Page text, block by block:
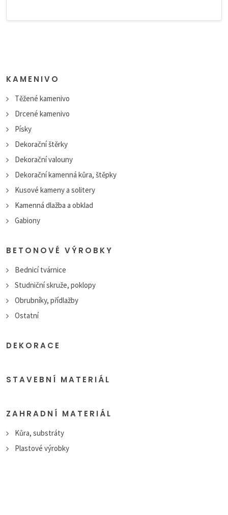
KAMENIVO
Těžené kamenivo
Drcené kamenivo
Písky
Dekorační štěrky
Dekorační valouny
Dekorační kamenná kůra, štěpky
Kusové kameny a solitery
Kamenná dlažba a obklad
Gabiony
BETONOVÉ VÝROBKY
Bednicí tvárnice
Studniční skruže, poklopy
Obrubníky, přídlažby
Ostatní
DEKORACE
STAVEBNÍ MATERIÁL
ZAHRADNÍ MATERIÁL
Kůra, substráty
Plastové výrobky